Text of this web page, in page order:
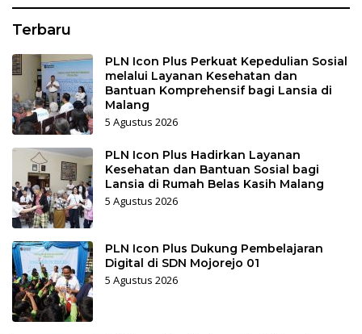
Terbaru
PLN Icon Plus Perkuat Kepedulian Sosial
melalui Layanan Kesehatan dan
Bantuan Komprehensif bagi Lansia di
Malang
5 Agustus 2026
PLN Icon Plus Hadirkan Layanan
Kesehatan dan Bantuan Sosial bagi
Lansia di Rumah Belas Kasih Malang
5 Agustus 2026
PLN Icon Plus Dukung Pembelajaran
Digital di SDN Mojorejo 01
5 Agustus 2026